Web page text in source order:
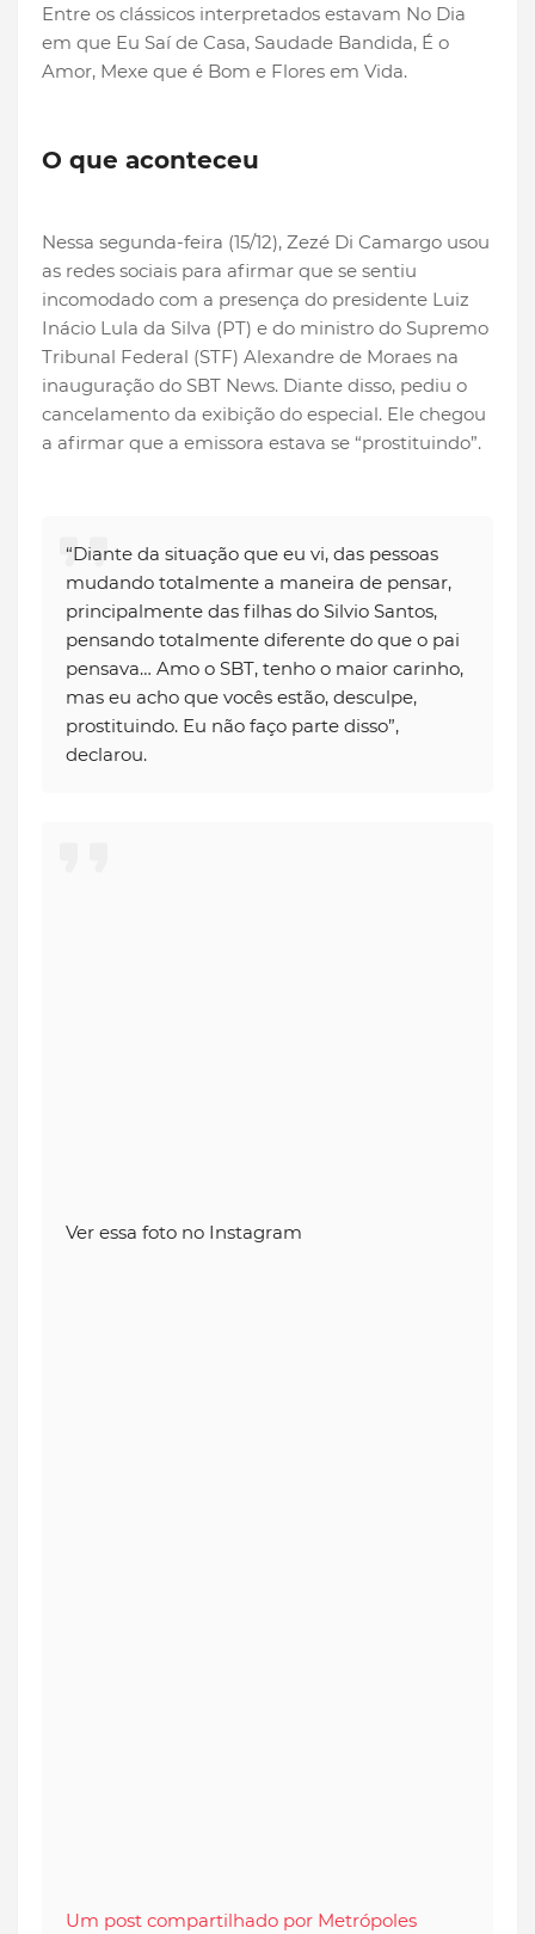
Entre os clássicos interpretados estavam No Dia
em que Eu Saí de Casa, Saudade Bandida, É o
Amor, Mexe que é Bom e Flores em Vida.
O que aconteceu
Nessa segunda-feira (15/12), Zezé Di Camargo usou
as redes sociais para afirmar que se sentiu
incomodado com a presença do presidente Luiz
Inácio Lula da Silva (PT) e do ministro do Supremo
Tribunal Federal (STF) Alexandre de Moraes na
inauguração do SBT News. Diante disso, pediu o
cancelamento da exibição do especial. Ele chegou
a afirmar que a emissora estava se “prostituindo”.
“Diante da situação que eu vi, das pessoas
mudando totalmente a maneira de pensar,
principalmente das filhas do Silvio Santos,
pensando totalmente diferente do que o pai
pensava… Amo o SBT, tenho o maior carinho,
mas eu acho que vocês estão, desculpe,
prostituindo. Eu não faço parte disso”,
declarou.
Ver essa foto no Instagram
Um post compartilhado por Metrópoles